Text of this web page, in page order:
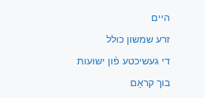
היים
זרע שמשון כולל
די געשיכטע פֿון ישועות
בוך קראָם